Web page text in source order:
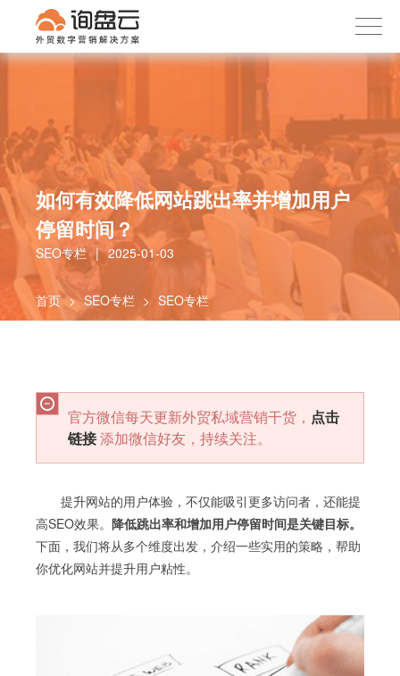
首页
客户案例
内容社区
关于我们
如何有效降低网站跳出率并增加用户
停留时间？
SEO专栏 | 2025-01-03
首页 > SEO专栏 > SEO专栏
官方微信每天更新外贸私域营销干货， 点击
链接添加微信好友，持续关注。
提升网站的用户体验，不仅能吸引更多访问者，还能提
高SEO效果。 降低跳出率和增加用户停留时间是关键目标。
下面，我们将从多个维度出发，介绍一些实用的策略，帮助
你优化网站并提升用户粘性。
下载APP